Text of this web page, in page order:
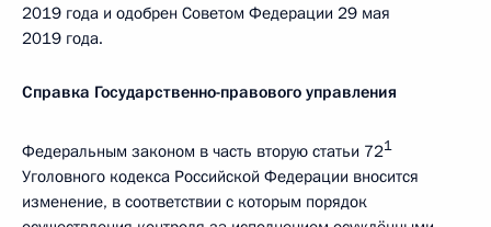
2019 года и одобрен Советом Федерации 29 мая
2019 года.
Справка Государственно-правового управления
Федеральным законом в часть вторую статьи 721
Уголовного кодекса Российской Федерации вносится
изменение, в соответствии с которым порядок